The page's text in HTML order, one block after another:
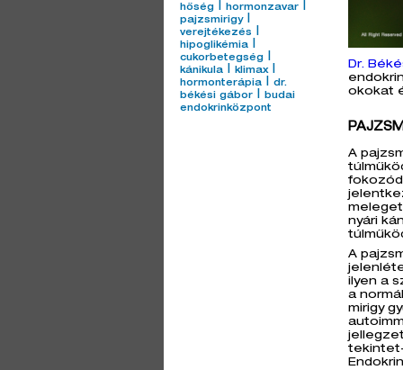
hőség | hormonzavar |
pajzsmirigy|
verejtékezés |
hipoglikémia |
cukorbetegség |
kánikula | klimax|
hormonterápia | dr.
békési gábor | budai
endokrinközpont
Dr.
okokat
A
nyári
A
ilyen a
a
mirigy
tekintet-